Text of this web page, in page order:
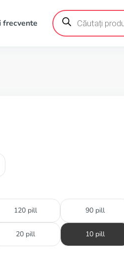
frecvente
Products
search
120 pill 90 pill
20 pill 10 pill